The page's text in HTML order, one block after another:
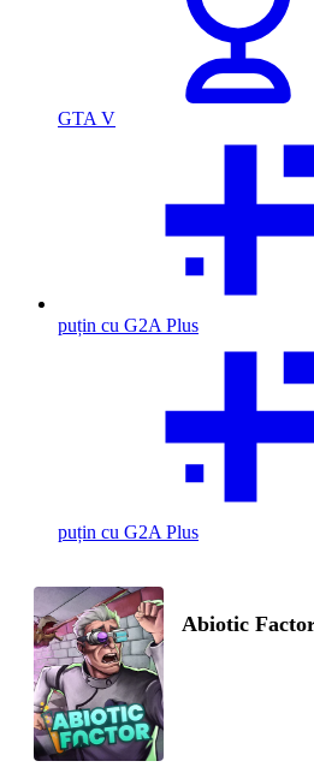
GTA V
puțin cu G2A Plus
puțin cu G2A Plus
Abiotic